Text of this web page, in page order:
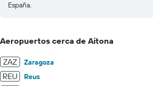
España.
Aeropuertos cerca de Aitona
ZAZ Zaragoza
REU Reus